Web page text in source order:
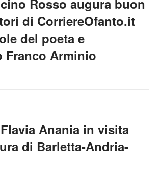
Rosso augura buon
di CorriereOfanto.it
del poeta e
Franco Arminio
Anania in visita
di Barletta-Andria-